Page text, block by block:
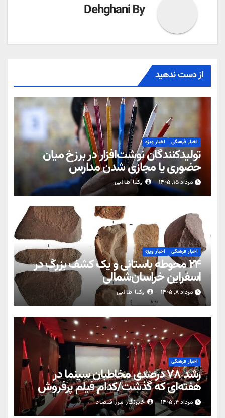
By
Dehghani
از دست ندهید
اخبار فرهنگی اخبار ویژه
تولیدکنندگان نوشت‌افزار در برزخ میان
حضوری یا مجازی شدن مدارس
مرداد ۱۵, ۱۴۰۵ یکتا طالبی
اخبار فرهنگی اخبار ویژه
۲۴ محوطه باستانی و یک کشف بزرگ در
اسفراین خراسان‌شمالی
مرداد ۸, ۱۴۰۵ یکتا طالبی
اخبار فرهنگی
رشد ۷۸ درصدی مخاطبان سینما در
هفته‌ای که گذشت/کدام فیلم پرفروش
شد؟
مرداد ۴, ۱۴۰۵ خبرنگار مرزاقتصاد